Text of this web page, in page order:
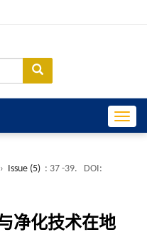
Issue (5) : 37 -39.
DOI:
净化技术在地